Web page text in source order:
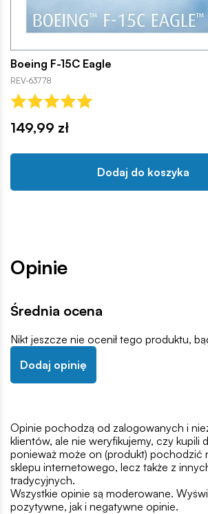
Boeing F-15C Eagle
REV-63778
149,99 zł
Dodaj do koszyka
Opinie
Średnia ocena
Nikt jeszcze nie ocenił tego produktu,
Dodaj opinię
Opinie pochodzą od zalogowanych i
klientów, ale nie weryfikujemy, czy kupili
ponieważ może on (produkt) pochodzić
sklepu internetowego, lecz także z
tradycyjnych.
Wszystkie opinie są moderowane.
pozytywne, jak i negatywne opinie.